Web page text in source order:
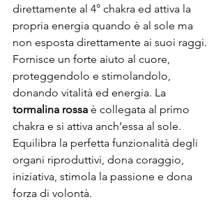
direttamente al 4° chakra ed attiva la
propria energia quando è al sole ma
non esposta direttamente ai suoi raggi.
Fornisce un forte aiuto al cuore,
proteggendolo e stimolandolo,
donando vitalità ed energia. La
tormalina rossa è collegata al primo
chakra e si attiva anch’essa al sole.
Equilibra la perfetta funzionalità degli
organi riproduttivi, dona coraggio,
iniziativa, stimola la passione e dona
forza di volontà.